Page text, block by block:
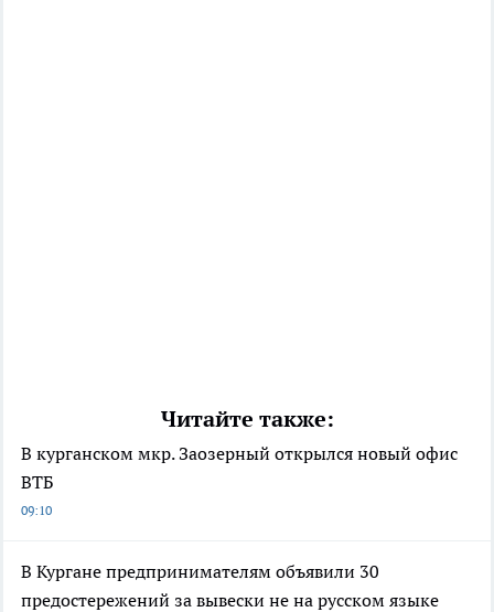
Читайте также:
В курганском мкр. Заозерный открылся новый офис
ВТБ
09:10
В Кургане предпринимателям объявили 30
предостережений за вывески не на русском языке